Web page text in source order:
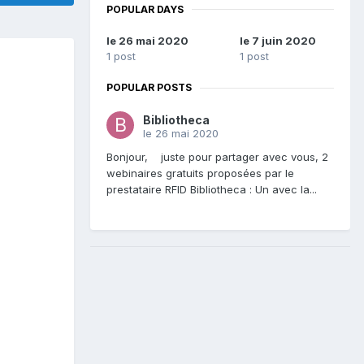
POPULAR DAYS
le 26 mai 2020
1 post
le 7 juin 2020
1 post
POPULAR POSTS
Bibliotheca
le 26 mai 2020
Bonjour, juste pour partager avec vous, 2
webinaires gratuits proposées par le
prestataire RFID Bibliotheca : Un avec la...